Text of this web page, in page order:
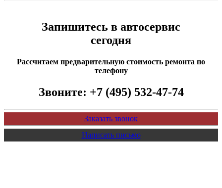
Запишитесь в автосервис
сегодня
Рассчитаем предварительную стоимость ремонта по
телефону
Звоните: +7 (495) 532-47-74
Заказать звонок
Написать письмо